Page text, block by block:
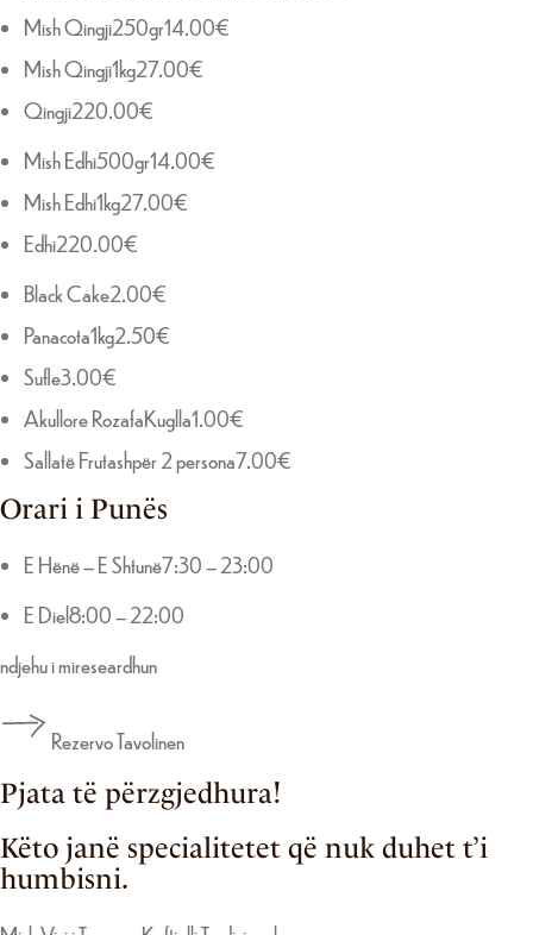
Mish Qingji250gr14.00€
Mish Qingji1kg27.00€
Qingji220.00€
Mish Edhi500gr14.00€
Mish Edhi1kg27.00€
Edhi220.00€
Black Cake2.00€
Panacota1kg2.50€
Sufle3.00€
Akullore RozafaKuglla1.00€
Sallatë Frutashpër 2 persona7.00€
Orari i Punës
E Hënë – E Shtunë7:30 – 23:00
E Diel8:00 – 22:00
ndjehu i mireseardhun
Rezervo Tavolinen
Pjata të përzgjedhura!
Këto janë specialitetet që nuk duhet t’i
humbisni.